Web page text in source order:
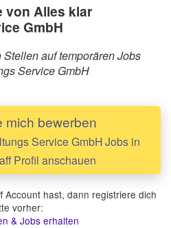
von Alles klar
GmbH
auf temporären Jobs
Service GmbH
mich bewerben
Service GmbH Jobs in
Profil anschauen
Account hast, dann registriere dich
vorher:
& Jobs erhalten